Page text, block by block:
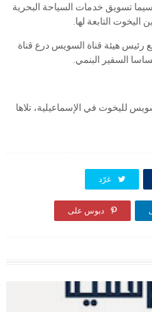
تسويق خدمات السياحة البحرية
التابعة لها.
رئيس هيئة قناة السويس درع قناة
السفير البنمي.
لليخوت في الإسماعيلية، تلاها
غرّد
دبوس على